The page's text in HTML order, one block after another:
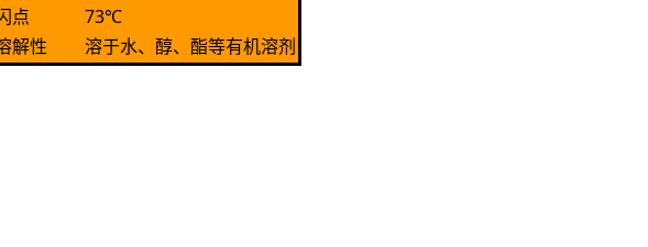
点
73℃
解性
溶于水、醇、酯等有机溶剂